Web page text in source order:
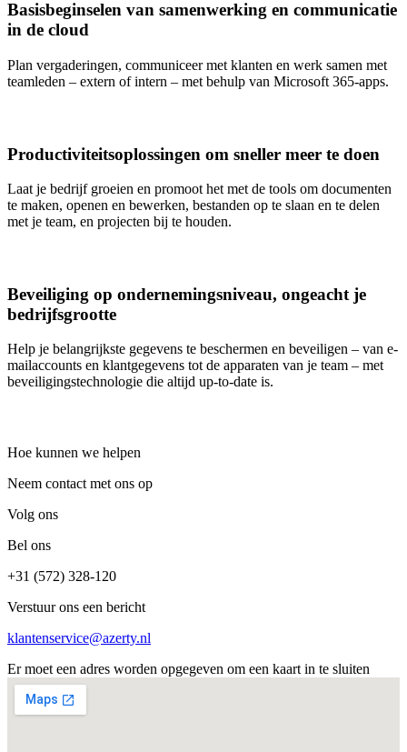
Basisbeginselen van samenwerking en communicatie
in de cloud
Plan vergaderingen, communiceer met klanten en werk samen met
teamleden – extern of intern – met behulp van Microsoft 365-apps.
Productiviteitsoplossingen om sneller meer te doen
Laat je bedrijf groeien en promoot het met de tools om documenten
te maken, openen en bewerken, bestanden op te slaan en te delen
met je team, en projecten bij te houden.
Beveiliging op ondernemingsniveau, ongeacht je
bedrijfsgrootte
Help je belangrijkste gegevens te beschermen en beveiligen – van e-
mailaccounts en klantgegevens tot de apparaten van je team – met
beveiligingstechnologie die altijd up-to-date is.
Hoe kunnen we helpen
Neem contact met ons op
Volg ons
Bel ons
+31 (572) 328-120
Verstuur ons een bericht
klantenservice@azerty.nl
Er moet een adres worden opgegeven om een kaart in te sluiten